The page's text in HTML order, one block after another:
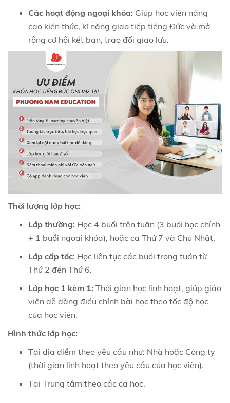
Các hoạt động ngoại khóa: Giúp học viên nâng
cao kiến thức, kĩ năng giao tiếp tiếng Đức và mở
rộng cơ hội kết bạn, trao đổi giao lưu.
Thời lượng lớp học:
Lớp thường: Học 4 buổi trên tuần (3 buổi học chính
+ 1 buổi ngoại khóa), hoặc ca Thứ 7 và Chủ Nhật.
Lớp cấp tốc: Học liên tục các buổi trong tuần từ
Thứ 2 đến Thứ 6.
Lớp học 1 kèm 1: Thời gian học linh hoạt, giúp giáo
viên dễ dàng điều chỉnh bài học theo tốc độ học
của học viên.
Hình thức lớp học:
Tại địa điểm theo yêu cầu như: Nhà hoặc Công ty
(thời gian linh hoạt theo yêu cầu của học viên).
Tại Trung tâm theo các ca học.